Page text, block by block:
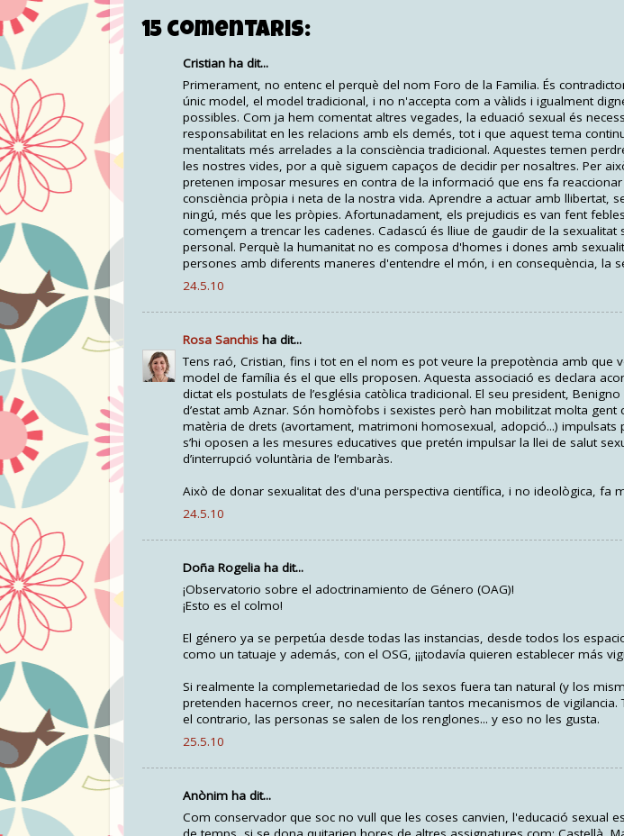
15 comentaris:
Cristian ha dit...
Primerament, no entenc el perquè del nom Foro de la Familia. És
únic model, el model tradicional, i no n'accepta com a vàlids i igualment
possibles. Com ja hem comentat altres vegades, la eduació sexual és
responsabilitat en les relacions amb els demés, tot i que aquest tema
mentalitats més arrelades a la consciència tradicional. Aquestes temen
les nostres vides, por a què siguem capaços de decidir per nosaltres. Per
pretenen imposar mesures en contra de la informació que ens fa
consciència pròpia i neta de la nostra vida. Aprendre a actuar amb llibertat,
ningú, més que les pròpies. Afortunadament, els prejudicis es van fent
començem a trencar les cadenes. Cadascú és lliue de gaudir de la sexualitat
personal. Perquè la humanitat no es composa d'homes i dones amb
persones amb diferents maneres d'entendre el món, i en consequència, la
24.5.10
Rosa Sanchis ha dit...
Tens raó, Cristian, fins i tot en el nom es pot veure la prepotència amb que
model de família és el que ells proposen. Aquesta associació es declara
dictat els postulats de l’església catòlica tradicional. El seu president,
d’estat amb Aznar. Són homòfobs i sexistes però han mobilitzat molta gent
matèria de drets (avortament, matrimoni homosexual, adopció...) impulsats
s’hi oposen a les mesures educatives que pretén impulsar la llei de salut
d’interrupció voluntària de l’embaràs.
Això de donar sexualitat des d'una perspectiva científica, i no ideològica, fa
24.5.10
Doña Rogelia ha dit...
¡Observatorio sobre el adoctrinamiento de Género (OAG)!
¡Esto es el colmo!
El género ya se perpetúa desde todas las instancias, desde todos los
como un tatuaje y además, con el OSG, ¡¡¡todavía quieren establecer más
Si realmente la complemetariedad de los sexos fuera tan natural (y los
pretenden hacernos creer, no necesitarían tantos mecanismos de
el contrario, las personas se salen de los renglones... y eso no les gusta.
25.5.10
Anònim ha dit...
Com conservador que soc no vull que les coses canvien, l'educació sexual